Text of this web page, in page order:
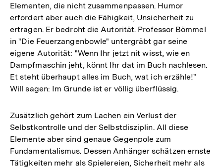
Elementen, die nicht zusammenpassen. Humor
erfordert aber auch die Fähigkeit, Unsicherheit zu
ertragen. Er bedroht die Autorität. Professor Bömmel
in "Die Feuerzangenbowle" untergräbt gar seine
eigene Autorität: "Wenn Ihr jetzt nit wisst, wie en
Dampfmaschin jeht, könnt Ihr dat im Buch nachlesen.
Et steht überhaupt alles im Buch, wat ich erzähle!"
Will sagen: Im Grunde ist er völlig überflüssig.
Zusätzlich gehört zum Lachen ein Verlust der
Selbstkontrolle und der Selbstdisziplin. All diese
Elemente aber sind genaue Gegenpole zum
Fundamentalismus. Dessen Anhänger schätzen ernste
Tätigkeiten mehr als Spielereien, Sicherheit mehr als